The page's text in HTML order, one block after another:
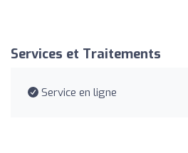
Services et Traitements
Service en ligne